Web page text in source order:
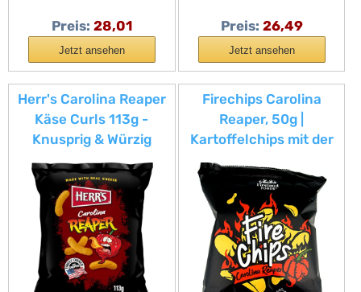
Preis: 28,01
Jetzt ansehen
Preis: 26,49
Jetzt ansehen
Herr's Carolina Reaper
Käse Curls 113g -
Knusprig & Würzig
Firechips Carolina
Reaper, 50g |
Kartoffelchips mit der
schärfsten Chilisorte
der Welt | Super
scharfe Chips